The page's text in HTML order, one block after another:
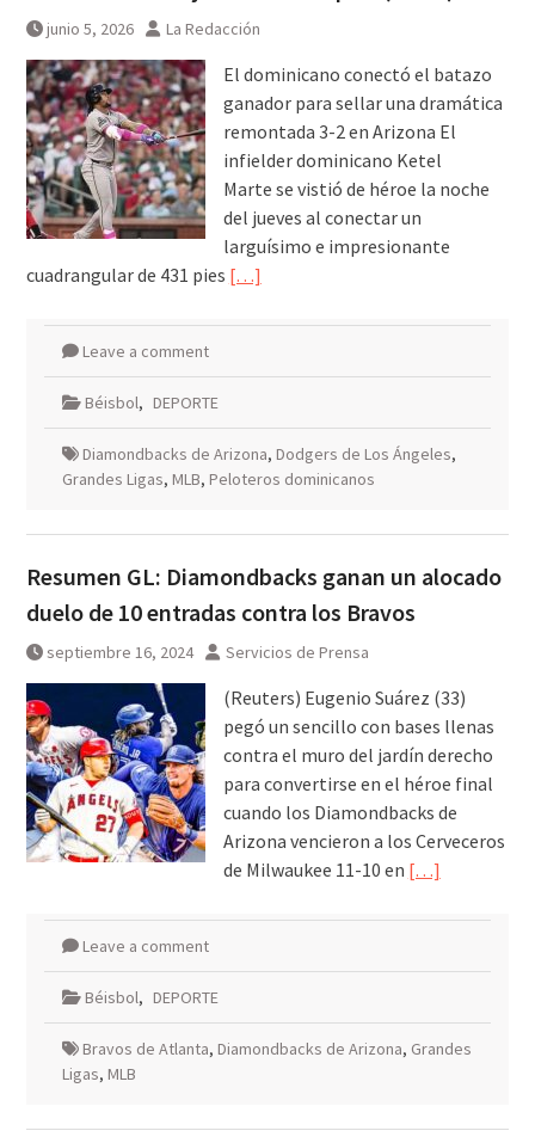
Pakistán/Qatar/Omán
junio 5, 2026 La Redacción
El dominicano conectó el batazo
ganador para sellar una dramática
remontada 3-2 en Arizona El
infielder dominicano Ketel
Marte se vistió de héroe la noche
del jueves al conectar un
larguísimo e impresionante
cuadrangular de 431 pies […]
Leave a comment
Béisbol, DEPORTE
Diamondbacks de Arizona, Dodgers de Los Ángeles,
Grandes Ligas, MLB, Peloteros dominicanos
Resumen GL: Diamondbacks ganan un alocado
duelo de 10 entradas contra los Bravos
septiembre 16, 2024 Servicios de Prensa
(Reuters) Eugenio Suárez (33)
pegó un sencillo con bases llenas
contra el muro del jardín derecho
para convertirse en el héroe final
cuando los Diamondbacks de
Arizona vencieron a los Cerveceros
de Milwaukee 11-10 en […]
Leave a comment
Béisbol, DEPORTE
Bravos de Atlanta, Diamondbacks de Arizona, Grandes
Ligas, MLB